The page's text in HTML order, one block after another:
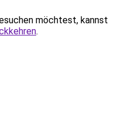
möchtest, kannst
.